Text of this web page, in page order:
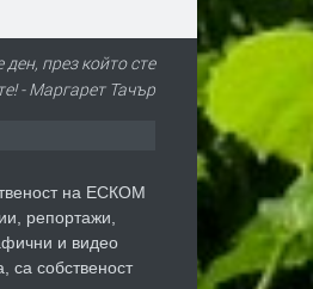
през който сте
- Маргарет Тачър
на ЕСКОМ
репортажи,
и видео
са собственост